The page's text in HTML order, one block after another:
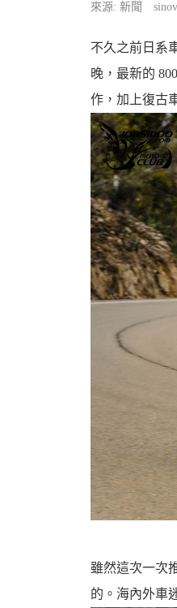
婆
機
來源: 新聞
不久之前日系
晚，最新的
作，加上復古
雖然這次一次
的。海內外車